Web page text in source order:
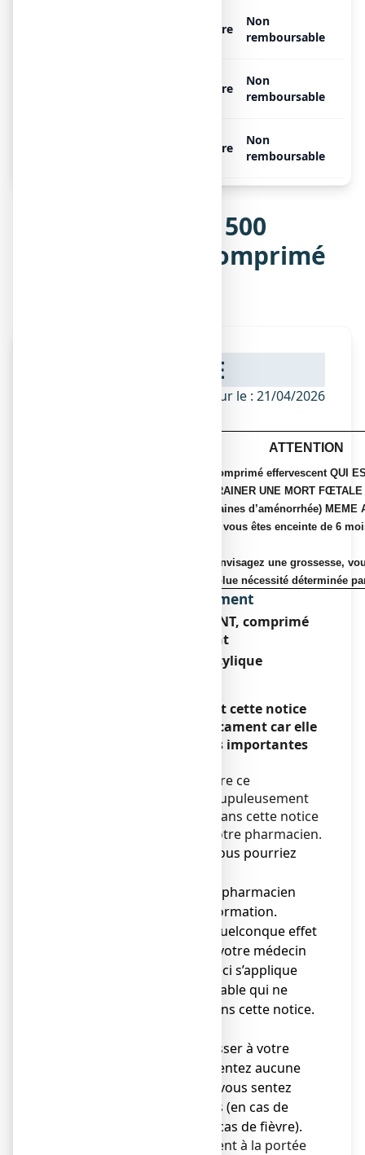
Libre
Non
remboursable
Libre
Non
remboursable
Libre
Non
remboursable
Notice de ASPRO 500
EFFERVESCENT, comprimé
NOTICE
ANSM - Mis à jour le : 21/04/2026
ATTENTION
ASPRO 500 EFFERVESCENT, comprimé effervescent QUI
STEROIDIEN (AINS) PEUT ENTRAINER UNE MORT
MOIS DE GROSSESSE (24 semaines d’aménorrhée)
N’utilisez pas ce médicament si vous êtes enceinte de 6
mois ou si vous envisagez une grossesse,
médicament, sauf en cas d’absolue nécessité déterminée
Dénomination du médicament
ASPRO 500 EFFERVESCENT, comprimé
effervescent
Acide acétylsalicylique
Veuillez lire attentivement cette notice
avant de prendre ce médicament car elle
contient des informations importantes
Vous devez toujours prendre ce
médicament en suivant scrupuleusement
les informations fournies dans cette notice
ou par votre médecin ou votre pharmacien.
● Gardez cette notice. Vous pourriez
● Adressez-vous à votre pharmacien
pour tout conseil ou information.
● Si vous ressentez un quelconque effet
indésirable, parlez-en à votre médecin
ou votre pharmacien. Ceci s’applique
aussi à tout effet indésirable qui ne
serait pas mentionné dans cette notice.
● Vous devez vous adresser à votre
médecin si vous ne ressentez aucune
amélioration ou si vous vous sentez
moins bien après 5 jours (en cas de
douleurs) et 3 jours (en cas de fièvre).
Ne laissez pas ce médicament à la portée